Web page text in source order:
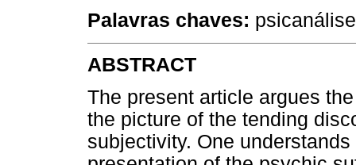
Palavras chaves:
ABSTRACT
The present article argues
the picture of the tending
subjectivity. One